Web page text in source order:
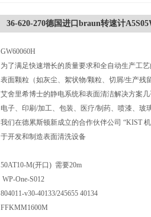
36-620-270德国进口braun转速计
GW60060H
为了满足快速增长的质量要求和全自动生产工
表面颗粒（如灰尘、絮状物/颗粒、切屑/生产残
艾舍里希博士的静电系统和表面清洁解决方案
电子、印刷/加工、包装、医疗/制药、喷漆、玻
我们在德累斯顿新成立的合作伙伴公司 “KIST
于开发和制造表面清洗设备
50AT10-M(开口) 需要20m
WP-One-S012
804011-v30-40133/245655 40134
FFKMM1600M